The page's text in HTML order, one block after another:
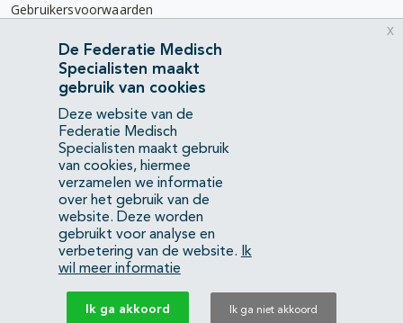
Gebruikersvoorwaarden
Privacyverklaring
Contact
Mercatorlaan 1200
3528 BL Utrecht
(088) 505 34 34
info@richtlijnendatabase.nl
YouTubeLinkedIn
KvK Federatie Medisch Specialisten:40483480
De Federatie Medisch
Specialisten maakt
gebruik van cookies
Deze website van de
Federatie Medisch
Specialisten maakt gebruik
van cookies, hiermee
verzamelen we informatie
over het gebruik van de
website. Deze worden
gebruikt voor analyse en
verbetering van de website.
Ik
wil meer informatie
Ik ga akkoord Ik ga niet akkoord
x